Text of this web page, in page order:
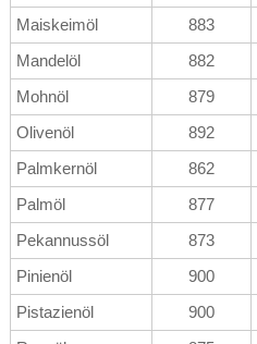
Maiskeimöl
883
Mandelöl
882
Mohnöl
879
Olivenöl
892
Palmkernöl
862
Palmöl
877
Pekannussöl
873
Pinienöl
900
Pistazienöl
900